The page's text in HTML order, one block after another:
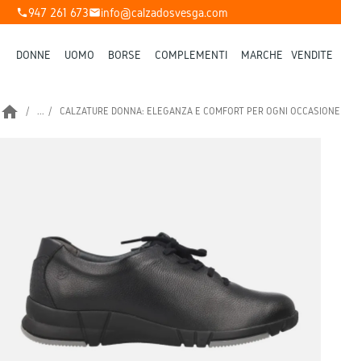
phone947 261 673mailinfo@calzadosvesga.com
DONNE UOMO BORSE COMPLEMENTI MARCHE VENDITE
home ... CALZATURE DONNA: ELEGANZA E COMFORT PER OGNI OCCASIONE